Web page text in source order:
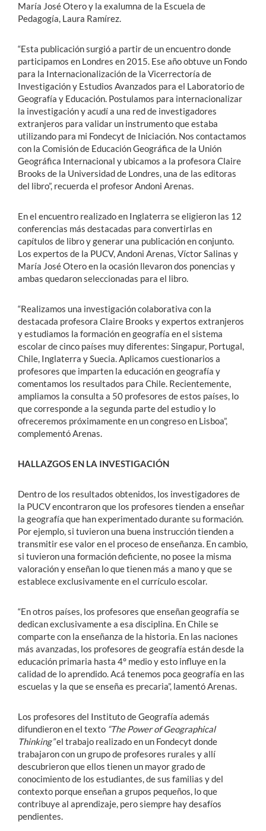
María José Otero y la exalumna de la Escuela de
Pedagogía, Laura Ramírez.
“Esta publicación surgió a partir de un encuentro donde
participamos en Londres en 2015. Ese año obtuve un Fondo
para la Internacionalización de la Vicerrectoría de
Investigación y Estudios Avanzados para el Laboratorio de
Geografía y Educación. Postulamos para internacionalizar
la investigación y acudí a una red de investigadores
extranjeros para validar un instrumento que estaba
utilizando para mi Fondecyt de Iniciación. Nos contactamos
con la Comisión de Educación Geográfica de la Unión
Geográfica Internacional y ubicamos a la profesora Claire
Brooks de la Universidad de Londres, una de las editoras
del libro”, recuerda el profesor Andoni Arenas.
En el encuentro realizado en Inglaterra se eligieron las 12
conferencias más destacadas para convertirlas en
capítulos de libro y generar una publicación en conjunto.
Los expertos de la PUCV, Andoni Arenas, Víctor Salinas y
María José Otero en la ocasión llevaron dos ponencias y
ambas quedaron seleccionadas para el libro.
“Realizamos una investigación colaborativa con la
destacada profesora Claire Brooks y expertos extranjeros
y estudiamos la formación en geografía en el sistema
escolar de cinco países muy diferentes: Singapur, Portugal,
Chile, Inglaterra y Suecia. Aplicamos cuestionarios a
profesores que imparten la educación en geografía y
comentamos los resultados para Chile. Recientemente,
ampliamos la consulta a 50 profesores de estos países, lo
que corresponde a la segunda parte del estudio y lo
ofreceremos próximamente en un congreso en Lisboa”,
complementó Arenas.
HALLAZGOS EN LA INVESTIGACIÓN
Dentro de los resultados obtenidos, los investigadores de
la PUCV encontraron que los profesores tienden a enseñar
la geografía que han experimentado durante su formación.
Por ejemplo, si tuvieron una buena instrucción tienden a
transmitir ese valor en el proceso de enseñanza. En cambio,
si tuvieron una formación deficiente, no posee la misma
valoración y enseñan lo que tienen más a mano y que se
establece exclusivamente en el currículo escolar.
“En otros países, los profesores que enseñan geografía se
dedican exclusivamente a esa disciplina. En Chile se
comparte con la enseñanza de la historia. En las naciones
más avanzadas, los profesores de geografía están desde la
educación primaria hasta 4° medio y esto influye en la
calidad de lo aprendido. Acá tenemos poca geografía en las
escuelas y la que se enseña es precaria”, lamentó Arenas.
Los profesores del Instituto de Geografía además
difundieron en el texto “The Power of Geographical
Thinking”el trabajo realizado en un Fondecyt donde
trabajaron con un grupo de profesores rurales y allí
descubrieron que ellos tienen un mayor grado de
conocimiento de los estudiantes, de sus familias y del
contexto porque enseñan a grupos pequeños, lo que
contribuye al aprendizaje, pero siempre hay desafíos
pendientes.